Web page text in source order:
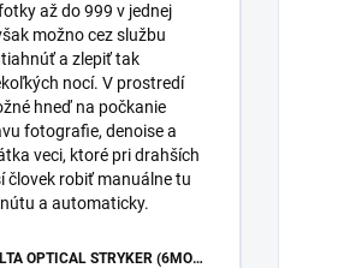
až do 999 v jednej
možno cez službu
a zlepiť tak
nocí. V prostredí
hneď na počkanie
fotografie, denoise a
veci, ktoré pri drahších
človek robiť manuálne tu
a automaticky.
KOLIMÁTOR DELTA OPTICAL STRYKER (6MOA)